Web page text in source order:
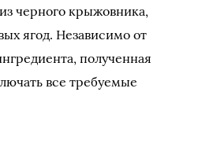
черного крыжовника,
ягод. Независимо от
полученная
все требуемые